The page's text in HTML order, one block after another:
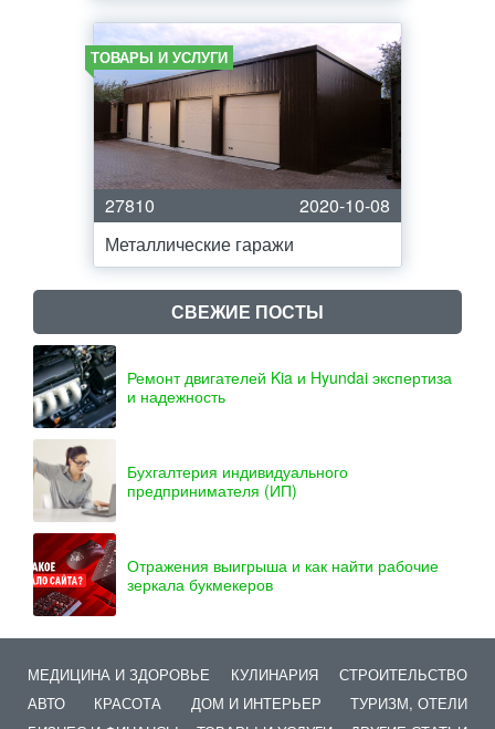
ТОВАРЫ И УСЛУГИ
27810
2020-10-08
Металлические гаражи
СВЕЖИЕ ПОСТЫ
Ремонт двигателей Kia и Hyundai экспертиза
и надежность
Бухгалтерия индивидуального
предпринимателя (ИП)
Отражения выигрыша и как найти рабочие
зеркала букмекеров
МЕДИЦИНА И ЗДОРОВЬЕ КУЛИНАРИЯ
СТРОИТЕЛЬСТВО
АВТО
КРАСОТА ДОМ И ИНТЕРЬЕР
ТУРИЗМ, ОТЕЛИ